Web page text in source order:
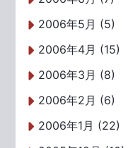
2006年5月 (5)
2006年4月 (15)
2006年3月 (8)
2006年2月 (6)
2006年1月 (22)